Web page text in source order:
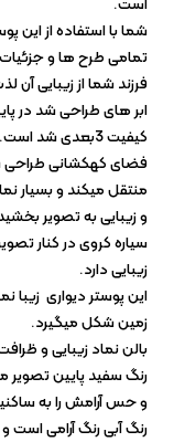
کاغذ دیواری ارزان
کاغذ دیواری
شما با استفاده از این
فرزند شما از زیبایی آن
ابر های طراحی شد در
کیفیت 3بعدی شد است.
فضای کهکشانی طراحی
منتقل میکند و بسیار
و زیبایی به تصویر
سیاره کروی در کنار
زیبایی دارد.
این پوستر دیواری
زمین شکل میگیرد.
بالن نماد زیبایی و
رنگ سفید پایین
و حس آرامش را به
رنگ آبی رنگ آرامی